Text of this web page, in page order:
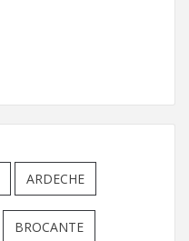
ARDECHE
BROCANTE